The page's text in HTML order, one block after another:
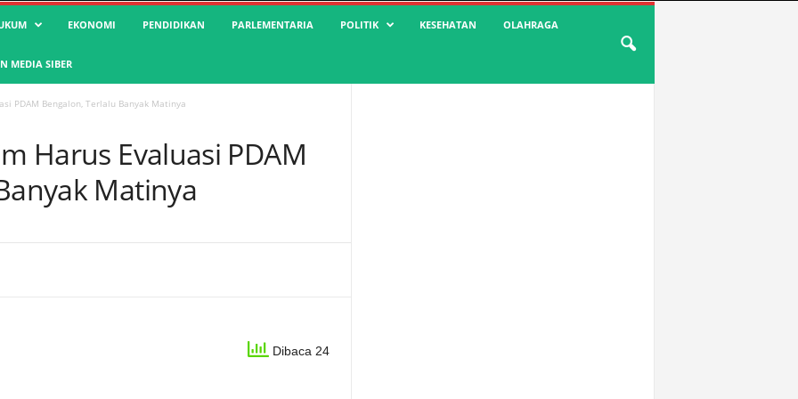
EKONOMI PENDIDIKAN PARLEMENTARIA POLITIK KESEHATAN OLAHRAGA
MEDIA SIBER
PDAM Bengalon, Terlalu Banyak Matinya
Harus Evaluasi PDAM
Matinya
Dibaca 24